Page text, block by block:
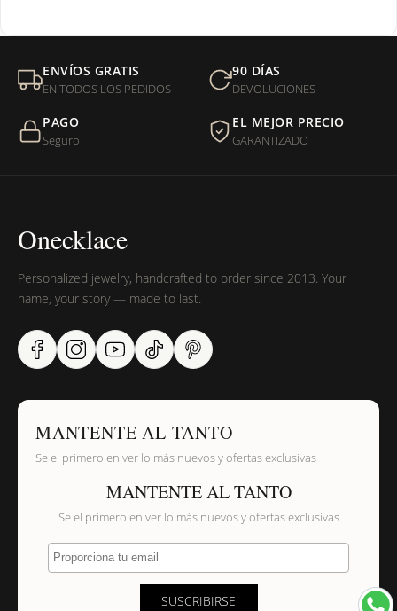
Mi orden fue devuelta por USPS, ¿qué hago para que sea
entregada?
¿Sus productos son libres de níquel?
ENVÍOS GRATIS
EN TODOS LOS PEDIDOS
90 DÍAS
DEVOLUCIONES
PAGO
Seguro
EL MEJOR PRECIO
GARANTIZADO
Onecklace
Personalized jewelry, handcrafted to order since 2013. Your
name, your story — made to last.
MANTENTE AL TANTO
Se el primero en ver lo más nuevos y ofertas exclusivas
MANTENTE AL TANTO
Se el primero en ver lo más nuevos y ofertas exclusivas
Proporciona tu email
SUSCRIBIRSE